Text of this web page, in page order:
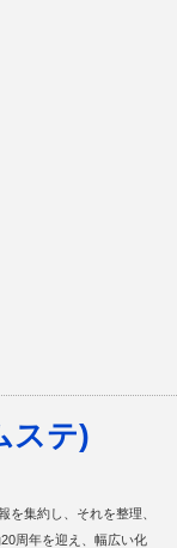
ステ)
を集約し、それを整理、
周年を迎え、幅広い化